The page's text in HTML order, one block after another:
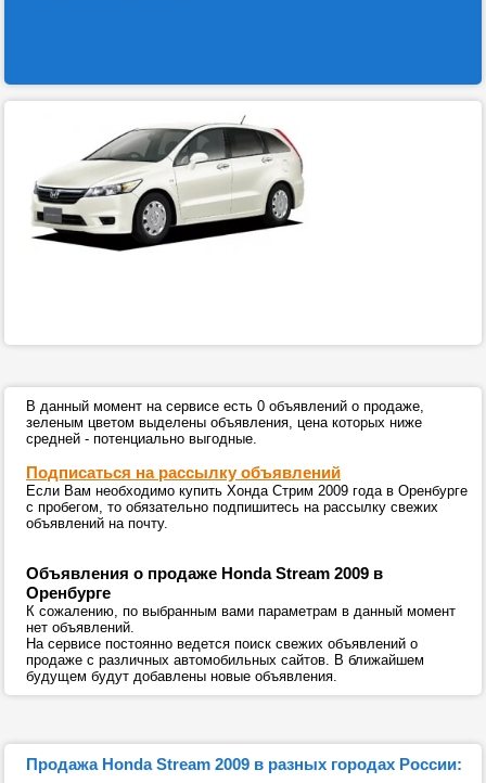
В данный момент на сервисе есть 0 объявлений о продаже,
зеленым цветом выделены объявления, цена которых ниже
средней - потенциально выгодные.
Подписаться на рассылку объявлений
Если Вам необходимо купить Хонда Стрим 2009 года в Оренбурге
с пробегом, то обязательно подпишитесь на рассылку свежих
объявлений на почту.
Объявления о продаже Honda Stream 2009 в
Оренбурге
К сожалению, по выбранным вами параметрам в данный момент
нет объявлений.
На сервисе постоянно ведется поиск свежих объявлений о
продаже с различных автомобильных сайтов. В ближайшем
будущем будут добавлены новые объявления.
Продажа Honda Stream 2009 в разных городах России: